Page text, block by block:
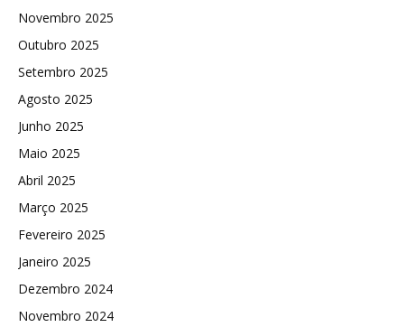
Novembro 2025
Outubro 2025
Setembro 2025
Agosto 2025
Junho 2025
Maio 2025
Abril 2025
Março 2025
Fevereiro 2025
Janeiro 2025
Dezembro 2024
Novembro 2024